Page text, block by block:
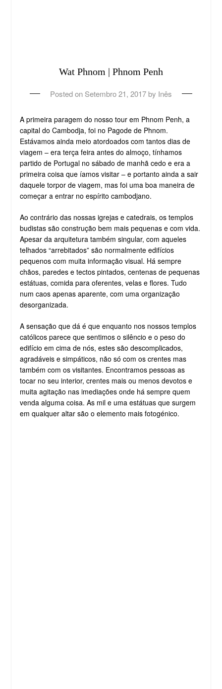
Wat Phnom | Phnom Penh
Posted on Setembro 21, 2017 by Inês
A primeira paragem do nosso tour em Phnom Penh, a
capital do Cambodja, foi no Pagode de Phnom.
Estávamos ainda meio atordoados com tantos dias de
viagem – era terça feira antes do almoço, tínhamos
partido de Portugal no sábado de manhã cedo e era a
primeira coisa que íamos visitar – e portanto ainda a sair
daquele torpor de viagem, mas foi uma boa maneira de
começar a entrar no espírito cambodjano.
Ao contrário das nossas igrejas e catedrais, os templos
budistas são construção bem mais pequenas e com vida.
Apesar da arquitetura também singular, com aqueles
telhados “arrebitados” são normalmente edifícios
pequenos com muita informação visual. Há sempre
chãos, paredes e tectos pintados, centenas de pequenas
estátuas, comida para oferentes, velas e flores. Tudo
num caos apenas aparente, com uma organização
desorganizada.
A sensação que dá é que enquanto nos nossos templos
católicos parece que sentimos o silêncio e o peso do
edifício em cima de nós, estes são descomplicados,
agradáveis e simpáticos, não só com os crentes mas
também com os visitantes. Encontramos pessoas as
tocar no seu interior, crentes mais ou menos devotos e
muita agitação nas imediações onde há sempre quem
venda alguma coisa. As mil e uma estátuas que surgem
em qualquer altar são o elemento mais fotogénico.